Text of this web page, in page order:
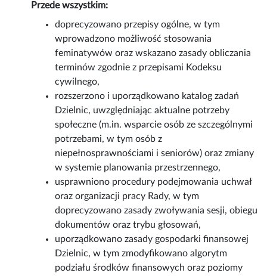
Przede wszystkim:
doprecyzowano przepisy ogólne, w tym
wprowadzono możliwość stosowania
feminatywów oraz wskazano zasady obliczania
terminów zgodnie z przepisami Kodeksu
cywilnego,
rozszerzono i uporządkowano katalog zadań
Dzielnic, uwzględniając aktualne potrzeby
społeczne (m.in. wsparcie osób ze szczególnymi
potrzebami, w tym osób z
niepełnosprawnościami i seniorów) oraz zmiany
w systemie planowania przestrzennego,
usprawniono procedury podejmowania uchwał
oraz organizacji pracy Rady, w tym
doprecyzowano zasady zwoływania sesji, obiegu
dokumentów oraz trybu głosowań,
uporządkowano zasady gospodarki finansowej
Dzielnic, w tym zmodyfikowano algorytm
podziału środków finansowych oraz poziomy